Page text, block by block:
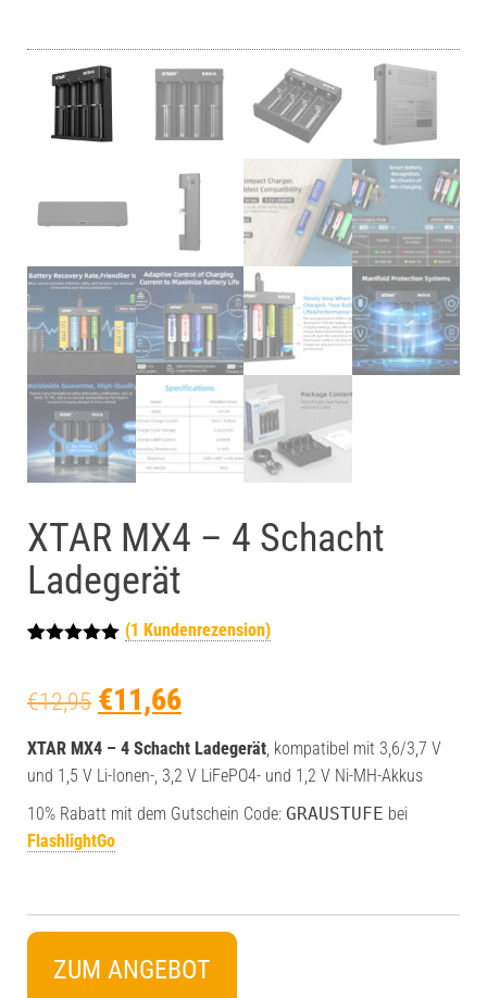
XTAR MX4 – 4 Schacht
Ladegerät
basierend
auf
rtung
(1 Kundenrezension)
€12,95 €11,66
XTAR MX4 – 4 Schacht Ladegerät, kompatibel mit 3,6/3,7 V
und 1,5 V Li-Ionen-, 3,2 V LiFePO4- und 1,2 V Ni-MH-Akkus
10% Rabatt mit dem Gutschein Code: GRAUSTUFE bei
FlashlightGo
ZUM ANGEBOT